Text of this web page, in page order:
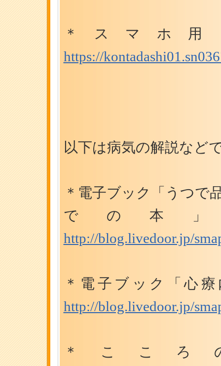
＊スマホ
https://
以下は病気の解説など
＊電子ブック「うつで
での本
http://blog.livedoor.jp/
＊電子ブック「心
http://blog.livedoor.jp/
＊ここ